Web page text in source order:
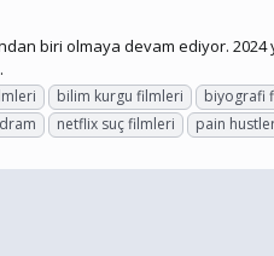
biri olmaya devam ediyor. 2024
bilim kurgu filmleri biyografi
netflix suç filmleri pain